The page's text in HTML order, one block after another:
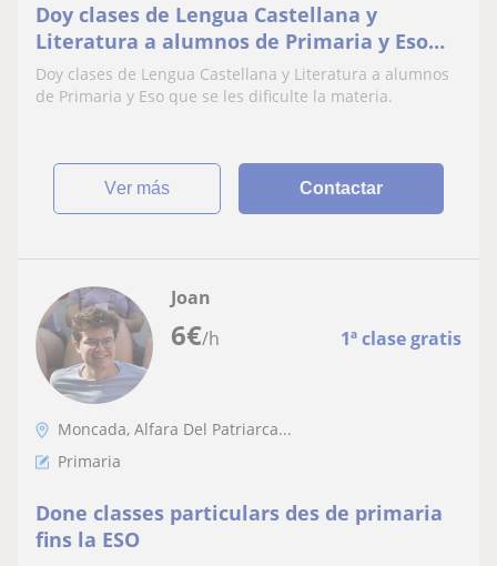
Doy clases de Lengua Castellana y
Literatura a alumnos de Primaria y Eso
que se les dificulte la materia
Doy clases de Lengua Castellana y Literatura a alumnos
de Primaria y Eso que se les dificulte la materia.
ver más Contactar
6€/h 1ª clase gratis
Joan
Moncada, Alfara Del Patriarca...
Primaria
Done classes particulars des de primaria
fins la ESO